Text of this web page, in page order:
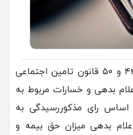
از سوی دیگر طبق رعایت مواد ۴۲ و ۵۰ قانون تامین اجتماعی
بدهی و خسارات مربوط به
رای مذکوررسیدگی به
بدهی میزان حق بیمه و